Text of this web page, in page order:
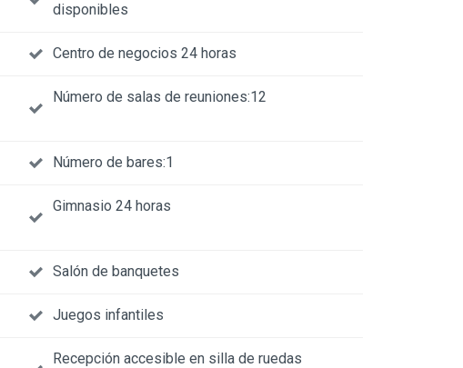
disponibles
Centro de negocios 24 horas
Número de salas de reuniones:12
Número de bares:1
Gimnasio 24 horas
Salón de banquetes
Juegos infantiles
Recepción accesible en silla de ruedas